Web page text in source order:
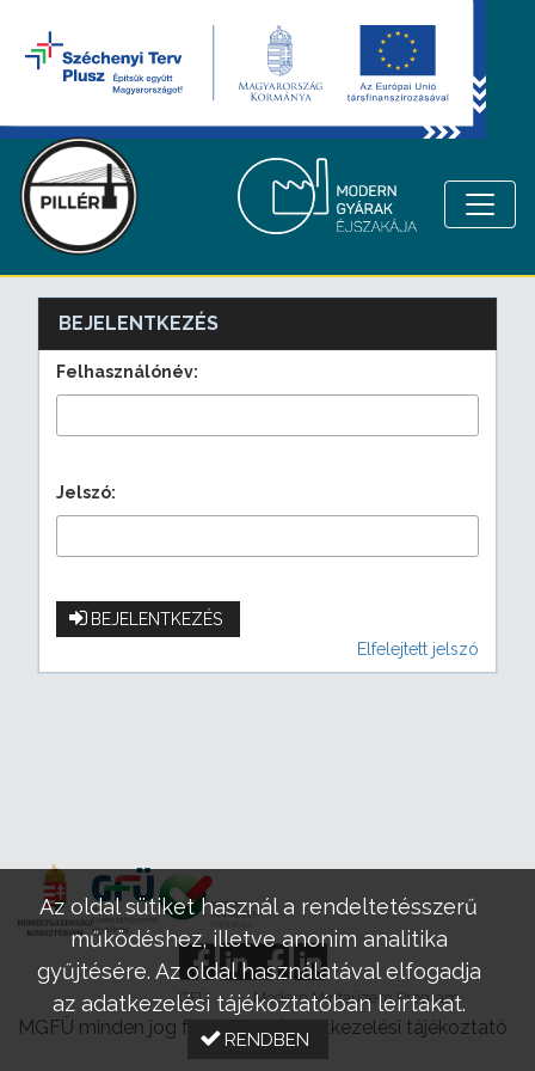
BEJELENTKEZÉS
Felhasználónév:
Jelszó:
BEJELENTKEZÉS
Elfelejtett jelszó
GFÜ Modern Mintaüzem Program
MGFÜ minden jog fenntartva |Adatkezelési tájékoztató
Az oldal sütiket használ a rendeltetésszerű
működéshez, illetve anonim analitika
gyűjtésére. Az oldal használatával elfogadja
az adatkezelési tájékoztatóban leírtakat.
RENDBEN